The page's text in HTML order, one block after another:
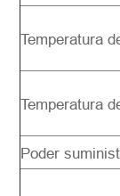
Temperatura
Temperatura
Poder